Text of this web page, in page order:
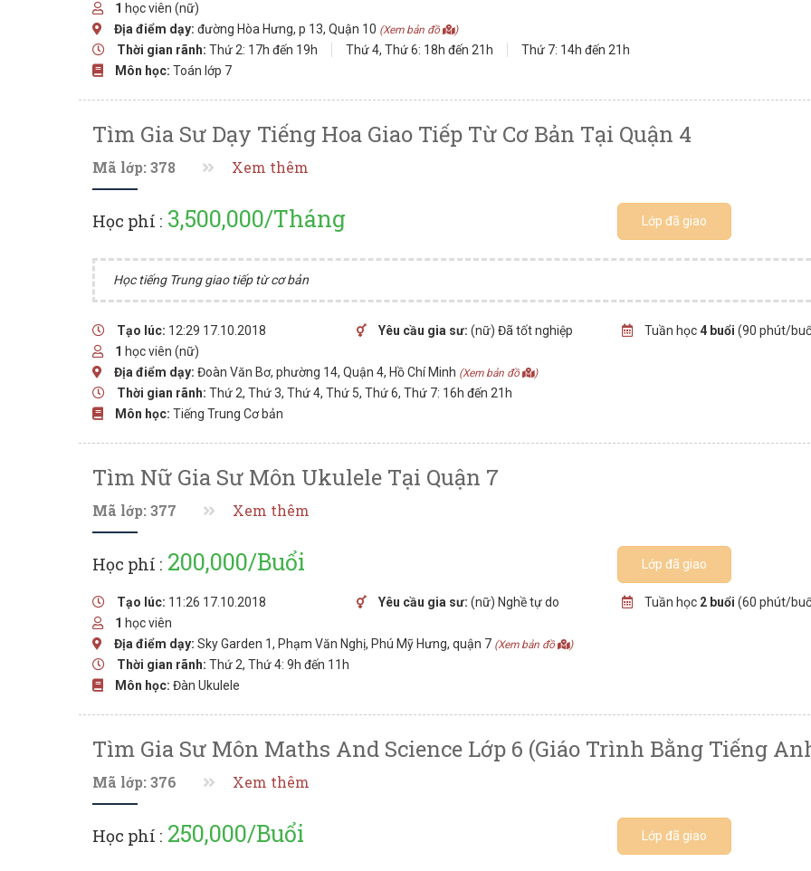
1 học viên (nữ)
Địa điểm dạy: đường Hòa Hưng, p 13, Quận 10 (Xem bản đồ )
Thời gian rãnh: Thứ 2: 17h đến 19h Thứ 4, Thứ 6: 18h đến 21h
Thứ 7: 14h đến 21h
Môn học: Toán lớp 7
Tìm Gia Sư Dạy Tiếng Hoa Giao Tiếp Từ Cơ Bản Tại Quận 4
Mã lớp: 378 Xem thêm
Học phí : 3,500,000/Tháng Lớp đã giao
Học tiếng Trung giao tiếp từ cơ bản
Tạo lúc: 12:29 17.10.2018 Yêu cầu gia sư: (nữ) Đã tốt nghiệp Tuần học4 buổi (90 phút/
1 học viên (nữ)
Địa điểm dạy: Đoàn Văn Bơ, phường 14, Quận 4, Hồ Chí Minh (Xem bản đồ )
Thời gian rãnh: Thứ 2, Thứ 3, Thứ 4, Thứ 5, Thứ 6, Thứ 7: 16h đến 21h
Môn học: Tiếng Trung Cơ bản
Tìm Nữ Gia Sư Môn Ukulele Tại Quận 7
Mã lớp: 377 Xem thêm
Học phí : 200,000/Buổi Lớp đã giao
Tạo lúc: 11:26 17.10.2018 Yêu cầu gia sư: (nữ) Nghề tự do Tuần học 2 buổi (60 phút/
1 học viên
Địa điểm dạy: Sky Garden 1, Phạm Văn Nghị, Phú Mỹ Hưng, quận 7 (Xem bản đồ )
Thời gian rãnh: Thứ 2, Thứ 4: 9h đến 11h
Môn học: Đàn Ukulele
Tìm Gia Sư Môn Maths And Science Lớp 6 (giáo Trình Bằng Tiếng
Mã lớp: 376 Xem thêm
Học phí : 250,000/Buổi Lớp đã giao